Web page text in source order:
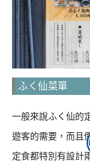
ふく仙菜單
一般來說ふく仙的
遊客的需要，而且
定食都特別有設計